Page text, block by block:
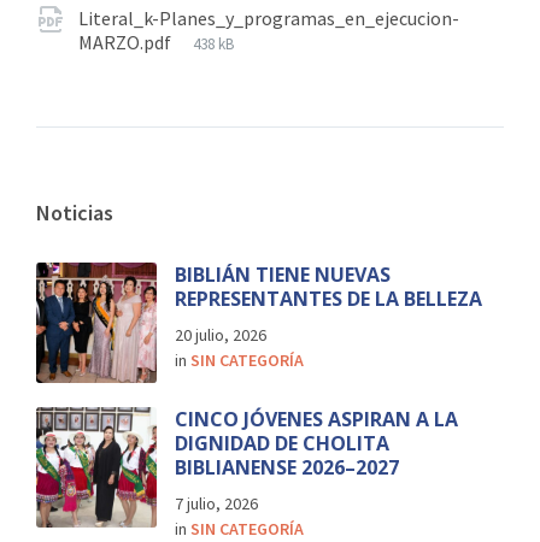
Literal_k-Planes_y_programas_en_ejecucion-
MARZO.pdf
438 kB
Noticias
BIBLIÁN TIENE NUEVAS
REPRESENTANTES DE LA BELLEZA
20 julio, 2026
in SIN CATEGORÍA
CINCO JÓVENES ASPIRAN A LA
DIGNIDAD DE CHOLITA
BIBLIANENSE 2026–2027
7 julio, 2026
in SIN CATEGORÍA